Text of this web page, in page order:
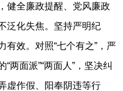
健全廉政提醒、党风廉政
泛化失焦。坚持严明纪
有效。对照“七个有之”，严
两面派”“两面人”，坚决纠
虚作假、阳奉阴违等行